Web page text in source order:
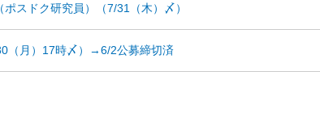
スドク研究員）（7/31（木）〆）
（月）17時〆）→6/2公募締切済